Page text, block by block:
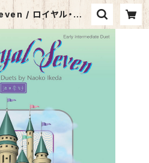
/ ロイヤル・セブ
物語〜 | サウンズ・
オンラインショップ